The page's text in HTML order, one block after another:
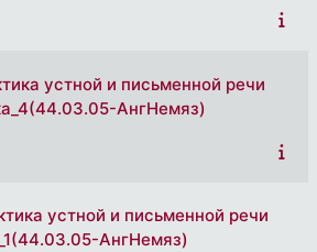
устной и письменной речи
АнгНемяз)
устной и письменной речи
АнгНемяз)